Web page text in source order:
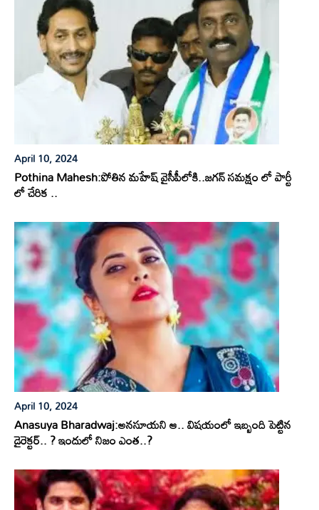
April 10, 2024
Pothina Mahesh:పోతిన మహేష్ వైసీపీలోకి..జగన్ సమక్షం లో పార్టీ
లో చేరిక ..
April 10, 2024
Anasuya Bharadwaj:అనసూయని ఆ.. విషయంలో ఇబ్బంది పెట్టిన
డైరెక్టర్.. ? ఇందులో నిజం ఎంత..?